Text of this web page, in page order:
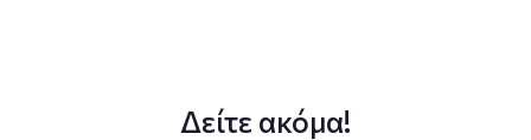
Δείτε ακόμα!